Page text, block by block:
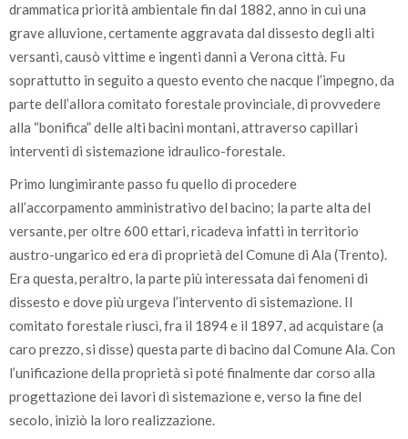
drammatica priorità ambientale fin dal 1882, anno in cui una
grave alluvione, certamente aggravata dal dissesto degli alti
versanti, causò vittime e ingenti danni a Verona città. Fu
soprattutto in seguito a questo evento che nacque l’impegno, da
parte dell’allora comitato forestale provinciale, di provvedere
alla “bonifica” delle alti bacini montani, attraverso capillari
interventi di sistemazione idraulico-forestale.
Primo lungimirante passo fu quello di procedere
all’accorpamento amministrativo del bacino; la parte alta del
versante, per oltre 600 ettari, ricadeva infatti in territorio
austro-ungarico ed era di proprietà del Comune di Ala (Trento).
Era questa, peraltro, la parte più interessata dai fenomeni di
dissesto e dove più urgeva l’intervento di sistemazione. Il
comitato forestale riuscì, fra il 1894 e il 1897, ad acquistare (a
caro prezzo, si disse) questa parte di bacino dal Comune Ala. Con
l’unificazione della proprietà si poté finalmente dar corso alla
progettazione dei lavori di sistemazione e, verso la fine del
secolo, iniziò la loro realizzazione.